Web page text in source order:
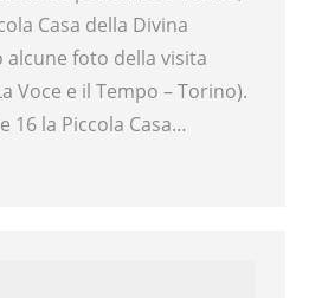
Casa della Divina
alcune foto della visita
Voce e il Tempo – Torino).
16 la Piccola Casa…